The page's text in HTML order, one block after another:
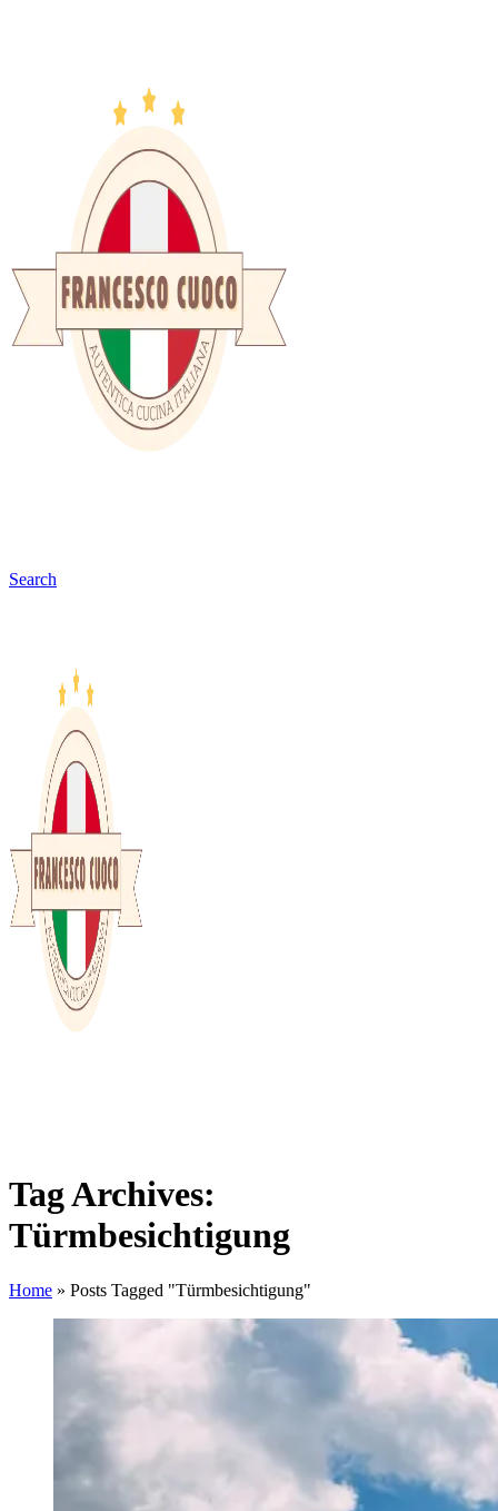
Search
Tag Archives:
Türmbesichtigung
Home » Posts Tagged "Türmbesichtigung"